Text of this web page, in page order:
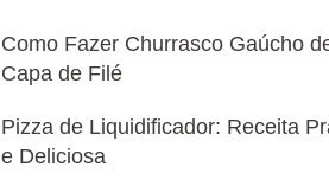
Como Fazer Churrasco Gaúcho
Capa de Filé
Pizza de Liquidificador: Receita
e Deliciosa